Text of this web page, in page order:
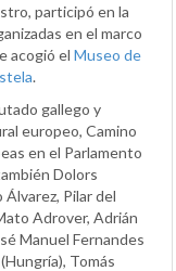
participó en la
en el marco
acogió el Museo de
.
gallego y
europeo, Camino
en el Parlamento
Dolors
Pilar del
Adrover, Adrián
Manuel Fernandes
Tomás